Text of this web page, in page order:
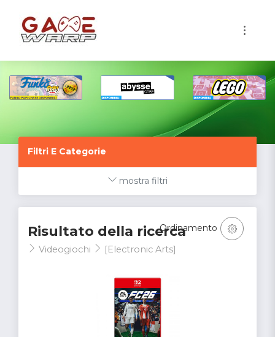
Filtri E Categorie
mostra filtri
Risultato della ricerca
Videogiochi [Electronic Arts]
Ordinamento